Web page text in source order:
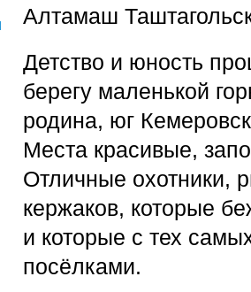
Алтамаш
Детство и юность
берегу маленькой
родина, юг
Места красивые,
Отличные охотники,
кержаков, которые
и которые с тех
посёлками.